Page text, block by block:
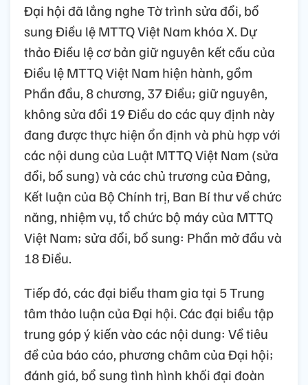
Đại hội đã lắng nghe Tờ trình sửa đổi, bổ
sung Điều lệ MTTQ Việt Nam khóa X. Dự
thảo Điều lệ cơ bản giữ nguyên kết cấu của
Điều lệ MTTQ Việt Nam hiện hành, gồm
Phần đầu, 8 chương, 37 Điều; giữ nguyên,
không sửa đổi 19 Điều do các quy định này
đang được thực hiện ổn định và phù hợp với
các nội dung của Luật MTTQ Việt Nam (sửa
đổi, bổ sung) và các chủ trương của Đảng,
Kết luận của Bộ Chính trị, Ban Bí thư về chức
năng, nhiệm vụ, tổ chức bộ máy của MTTQ
Việt Nam; sửa đổi, bổ sung: Phần mở đầu và
18 Điều.
Tiếp đó, các đại biểu tham gia tại 5 Trung
tâm thảo luận của Đại hội. Các đại biểu tập
trung góp ý kiến vào các nội dung: Về tiêu
đề của báo cáo, phương châm của Đại hội;
đánh giá, bổ sung tình hình khối đại đoàn